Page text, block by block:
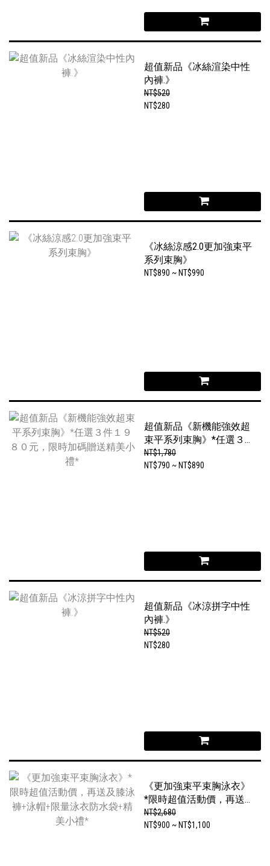
超值新品《冰絲渲染中性
內褲.》
NT$520
NT$280
《冰絲涼感2.0更加強束平
系列束胸》
NT$890 ~ NT$990
超值新品《新機能強效超
束平系列束胸》*任選３
件１９８０元，限時加碼
贈送精美小禮*
NT$1,780
NT$790 ~ NT$890
超值新品《冰涼拼字中性
內褲.》
NT$520
NT$280
《更加強束平束胸泳衣》
*限時超值活動價，再送
及膝泳褲+泳帽+限量泳衣
防水袋+精美小禮*
NT$2,680
NT$900 ~ NT$1,100